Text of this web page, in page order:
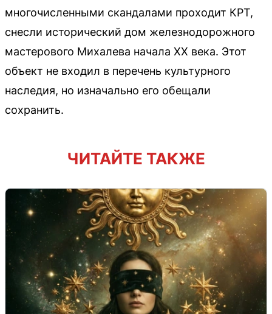
многочисленными скандалами проходит КРТ,
снесли исторический дом железнодорожного
мастерового Михалева начала XX века. Этот
объект не входил в перечень культурного
наследия, но изначально его обещали
сохранить.
ЧИТАЙТЕ ТАКЖЕ